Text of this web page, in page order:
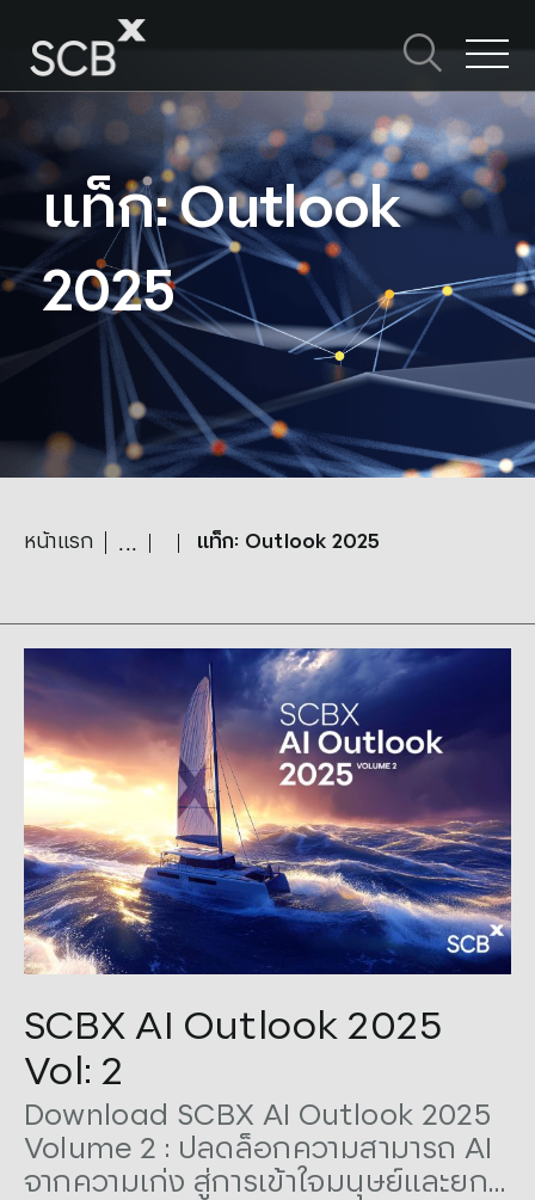
content
ค้นหาใน SCBX
Search
for:แท็ก: Outlook
2025
หน้าแรก แท็ก: Outlook 2025
Tags: AI, Outlook 2025
SCBX AI Outlook 2025
Vol: 2
Download SCBX AI Outlook 2025
Volume 2 : ปลดล็อกความสามารถ AI
จากความเก่ง สู่การเข้าใจมนุษย์และยก